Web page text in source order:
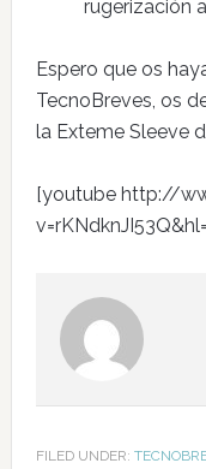
rugerización
Espero que os
TecnoBreves, os
la Exteme Sleeve
[youtube http://
FILED UNDER: